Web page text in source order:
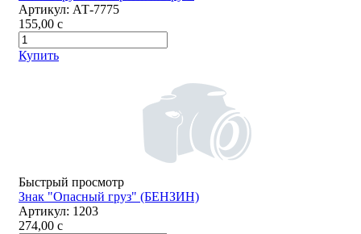
Артикул: АТ-7775
155,00 c
Купить
Быстрый просмотр
Знак "Опасный груз" (БЕНЗИН)
Артикул: 1203
274,00 c